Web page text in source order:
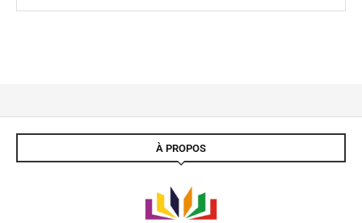
À PROPOS